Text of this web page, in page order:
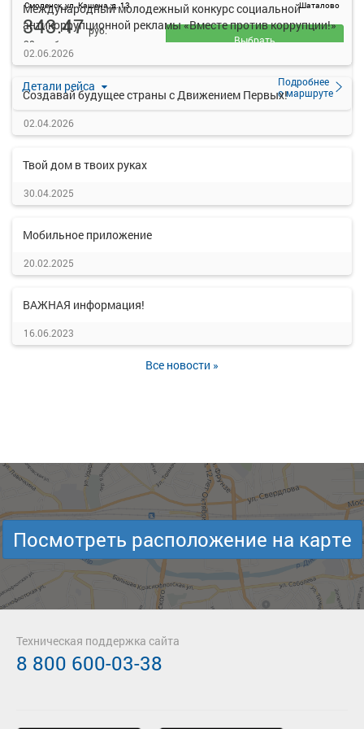
Смоленск, ул. Кашена, д. 13 Шаталово
Детали рейса
Подробнее
о маршруте
343.47 руб.
28 свободных мест
Выбрать
Международный молодежный конкурс социальной
антикоррупционной рекламы «Вместе против коррупции!»
02.06.2026
Создавай будущее страны с Движением Первых!
02.04.2026
Твой дом в твоих руках
30.04.2025
Мобильное приложение
20.02.2025
ВАЖНАЯ информация!
16.06.2023
Все новости »
Посмотреть расположение на карте
Техническая поддержка сайта
8 800 600-03-38